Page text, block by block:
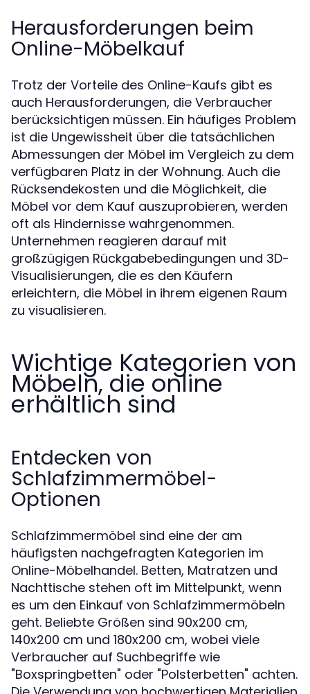
Herausforderungen beim
Online-Möbelkauf
Trotz der Vorteile des Online-Kaufs gibt es
auch Herausforderungen, die Verbraucher
berücksichtigen müssen. Ein häufiges Problem
ist die Ungewissheit über die tatsächlichen
Abmessungen der Möbel im Vergleich zu dem
verfügbaren Platz in der Wohnung. Auch die
Rücksendekosten und die Möglichkeit, die
Möbel vor dem Kauf auszuprobieren, werden
oft als Hindernisse wahrgenommen.
Unternehmen reagieren darauf mit
großzügigen Rückgabebedingungen und 3D-
Visualisierungen, die es den Käufern
erleichtern, die Möbel in ihrem eigenen Raum
zu visualisieren.
Wichtige Kategorien von
Möbeln, die online
erhältlich sind
Entdecken von
Schlafzimmermöbel-
Optionen
Schlafzimmermöbel sind eine der am
häufigsten nachgefragten Kategorien im
Online-Möbelhandel. Betten, Matratzen und
Nachttische stehen oft im Mittelpunkt, wenn
es um den Einkauf von Schlafzimmermöbeln
geht. Beliebte Größen sind 90x200 cm,
140x200 cm und 180x200 cm, wobei viele
Verbraucher auf Suchbegriffe wie
"Boxspringbetten" oder "Polsterbetten" achten.